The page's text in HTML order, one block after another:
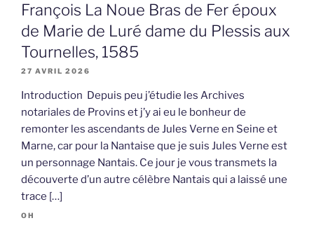
François La Noue Bras de Fer époux
de Marie de Luré dame du Plessis aux
Tournelles, 1585
27 AVRIL 2026
Introduction Depuis peu j’étudie les Archives
notariales de Provins et j’y ai eu le bonheur de
remonter les ascendants de Jules Verne en Seine et
Marne, car pour la Nantaise que je suis Jules Verne est
un personnage Nantais. Ce jour je vous transmets la
découverte d’un autre célèbre Nantais qui a laissé une
trace […]
OH